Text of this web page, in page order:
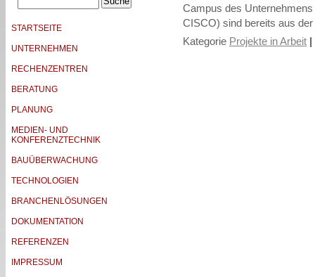
STARTSEITE
UNTERNEHMEN
RECHENZENTREN
BERATUNG
PLANUNG
MEDIEN- UND
KONFERENZTECHNIK
BAUÜBERWACHUNG
TECHNOLOGIEN
BRANCHENLÖSUNGEN
DOKUMENTATION
REFERENZEN
IMPRESSUM
Campus des
CISCO) sind bereits aus
Kategorie Projekte in Arbeit |